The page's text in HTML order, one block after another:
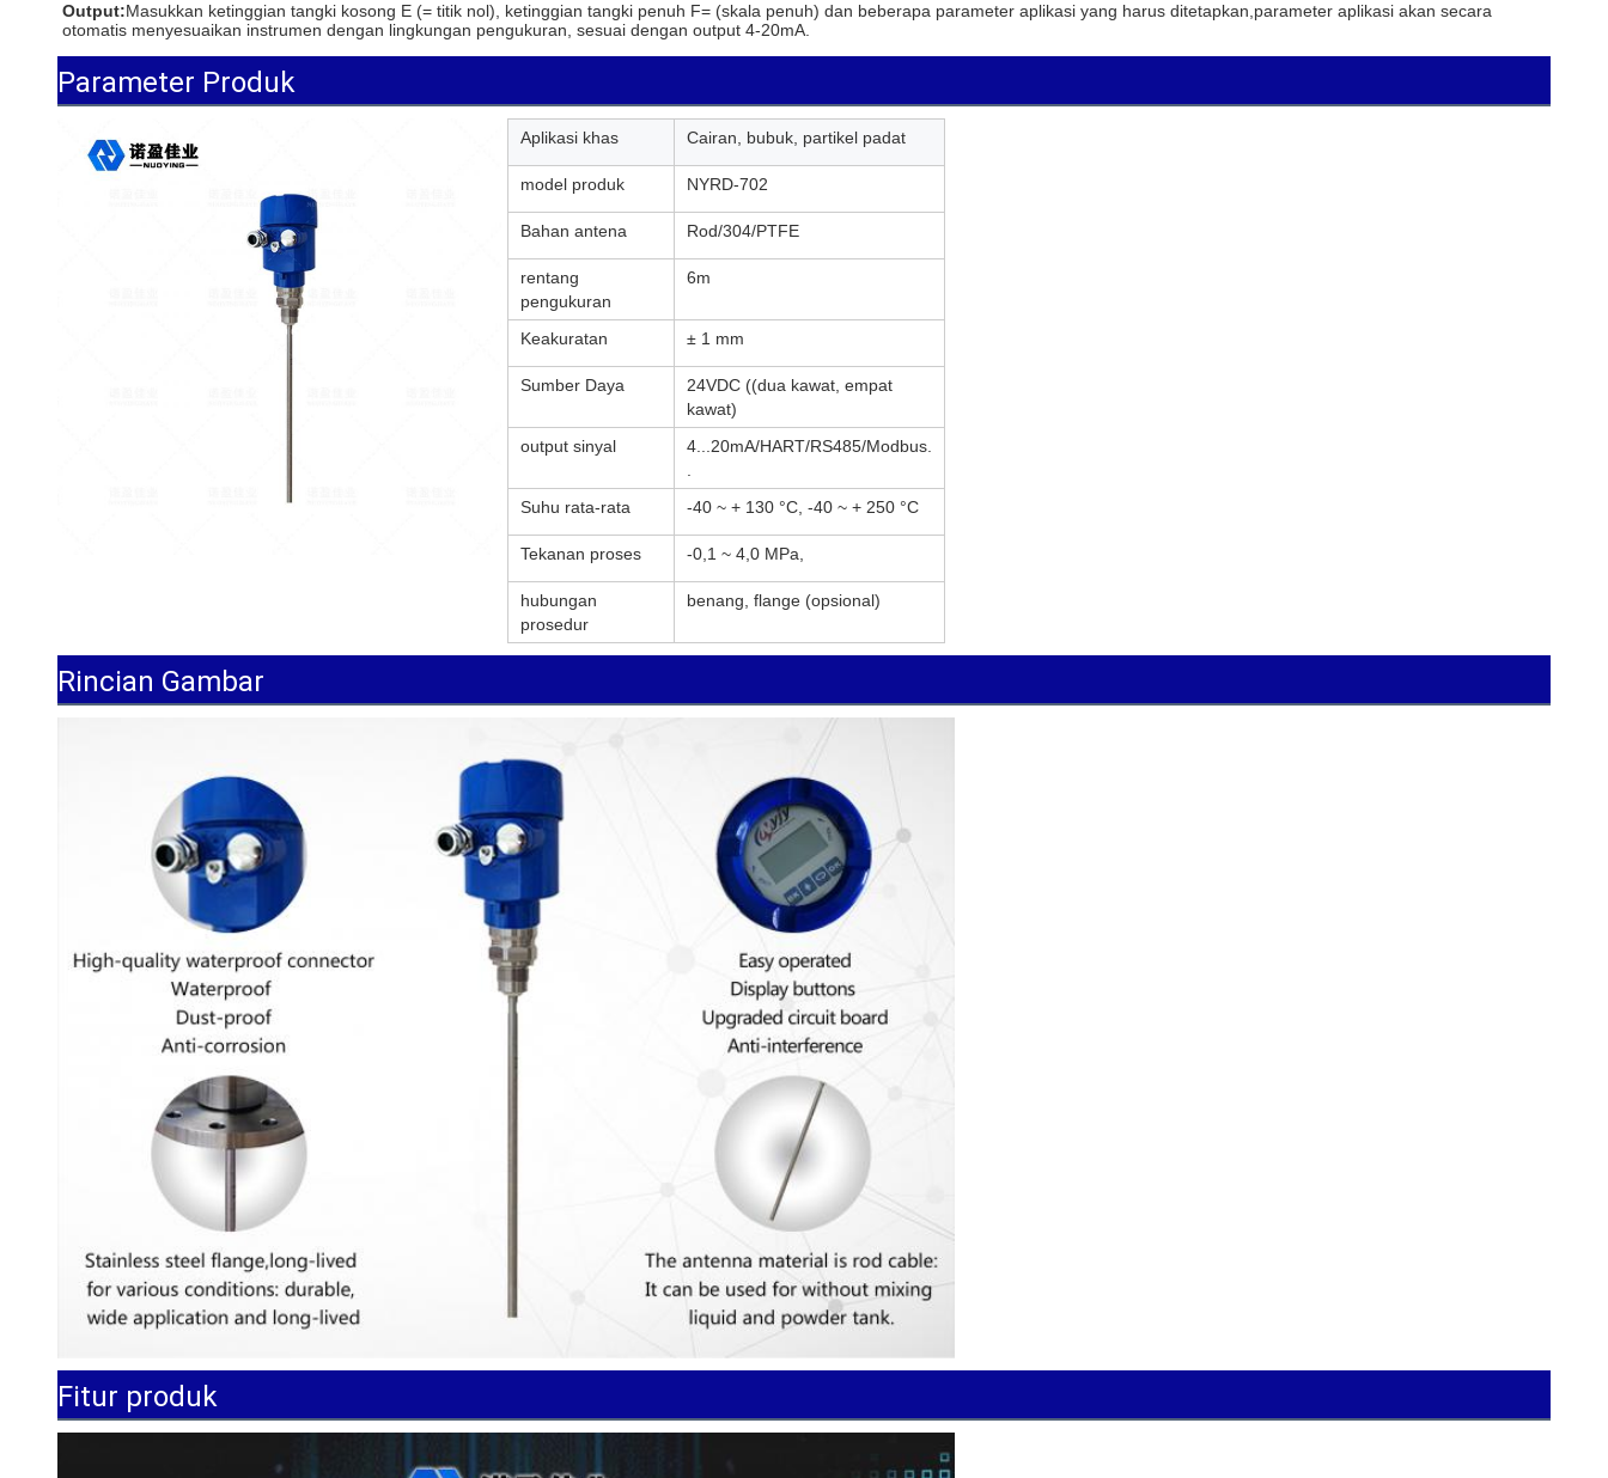
Output:Masukkan ketinggian tangki kosong E (= titik nol), ketinggian tangki penuh F= (skala penuh) dan beberapa parameter aplikasi yang harus ditetapkan,parameter aplikasi akan secara
otomatis menyesuaikan instrumen dengan lingkungan pengukuran, sesuai dengan output 4-20mA.
Parameter Produk
Aplikasi khas Cairan, bubuk, partikel padat
model produk NYRD-702
Bahan antena Rod/304/PTFE
rentang
pengukuran
6m
Keakuratan ± 1 mm
Sumber Daya
24VDC ((dua kawat, empat
kawat)
output sinyal
4...20mA/HART/RS485/Modbus.
Suhu rata-rata
-40 ~ + 130 °C, -40 ~ + 250 °C
Tekanan proses -0,1 ~ 4,0 MPa,
hubungan
prosedur
benang, flange (opsional)
Rincian Gambar
Fitur produk